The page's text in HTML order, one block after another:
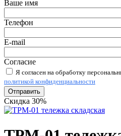
Ваше имя
Телефон
E-mail
Согласие
Я согласен на обработку
политикой конфиденциальности
Отправить
Скидка 30%